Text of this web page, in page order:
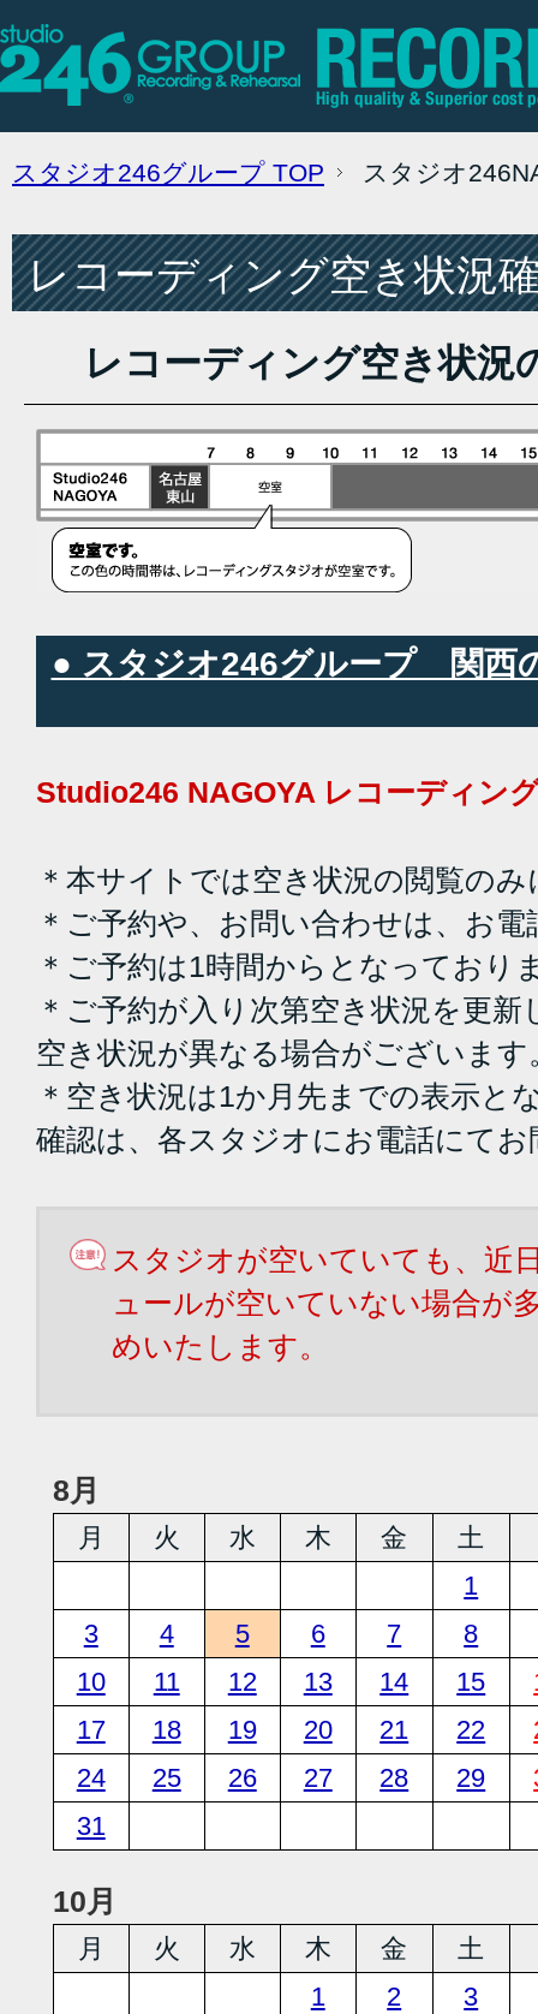
スタジオ246グループ TOP スタジオ
レコーディング空き状況
レコーディング空き状況
● スタジオ246グループ 関西
Studio246 NAGOYA レコーディン
＊本サイトでは空き状況の閲覧の
＊ご予約や、お問い合わせは、お
＊ご予約は1時間からとなっており
＊ご予約が入り次第空き状況を更
空き状況が異なる場合がございます
＊空き状況は1か月先までの表示と
確認は、各スタジオにお電話にて
スタジオが空いていても、近
ュールが空いていない場合が
めいたします。
8月
月 火 水 木 金 土
1
3
4 5 6 7
8
10
11 12 13 14 15
17
18 19 20 21 22
24
25 26 27 28 29
31
10月
月 火 水 木 金 土
1
2
3